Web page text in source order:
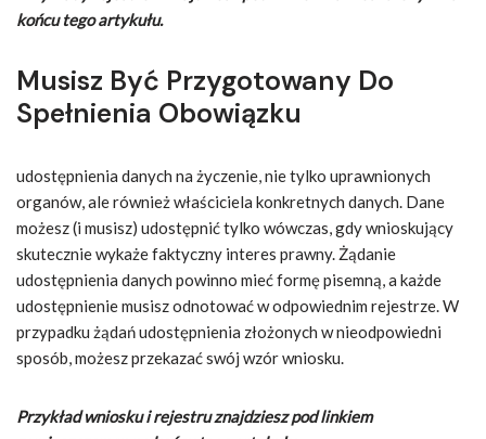
końcu tego artykułu.
Musisz Być Przygotowany Do
Spełnienia Obowiązku
udostępnienia danych na życzenie, nie tylko uprawnionych
organów, ale również właściciela konkretnych danych. Dane
możesz (i musisz) udostępnić tylko wówczas, gdy wnioskujący
skutecznie wykaże faktyczny interes prawny. Żądanie
udostępnienia danych powinno mieć formę pisemną, a każde
udostępnienie musisz odnotować w odpowiednim rejestrze. W
przypadku żądań udostępnienia złożonych w nieodpowiedni
sposób, możesz przekazać swój wzór wniosku.
Przykład wniosku i rejestru znajdziesz pod linkiem